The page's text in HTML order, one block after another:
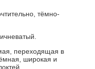
тёмно-
переходящая в
широкая и